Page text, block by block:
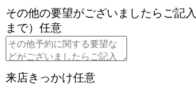
その他の要望がございましたらご記
まで） 任意
来店きっかけ任意